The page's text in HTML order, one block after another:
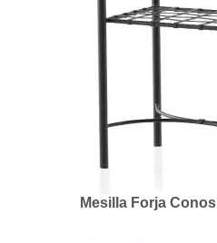
Mesilla Forja Conos